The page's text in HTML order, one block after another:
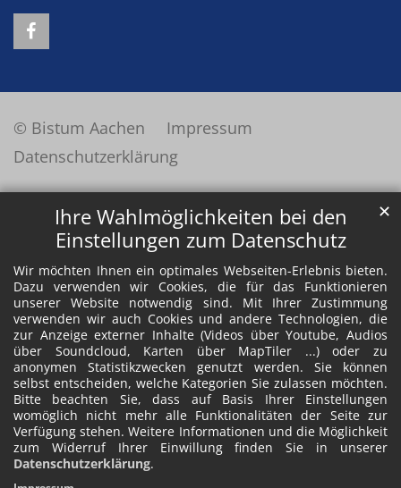
Ihre Wahlmöglichkeiten bei den
Einstellungen zum Datenschutz
Wir möchten Ihnen ein optimales Webseiten-Erlebnis bieten.
Dazu verwenden wir Cookies, die für das Funktionieren
unserer Website notwendig sind. Mit Ihrer Zustimmung
verwenden wir auch Cookies und andere Technologien, die
zur Anzeige externer Inhalte (Videos über Youtube, Audios
über Soundcloud, Karten über MapTiler ...) oder zu
anonymen Statistikzwecken genutzt werden. Sie können
selbst entscheiden, welche Kategorien Sie zulassen möchten.
Bitte beachten Sie, dass auf Basis Ihrer Einstellungen
womöglich nicht mehr alle Funktionalitäten der Seite zur
Verfügung stehen. Weitere Informationen und die Möglichkeit
zum Widerruf Ihrer Einwillung finden Sie in unserer
Datenschutzerklärung.
✕
© Bistum Aachen
Impressum
Datenschutzerklärung